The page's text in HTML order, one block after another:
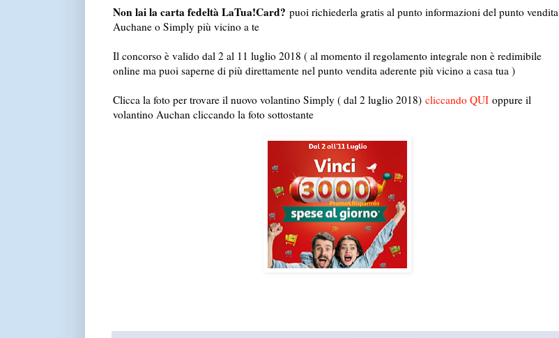
Non lai la carta fedeltà LaTua!Card? puoi richiederla gratis al punto informazioni del punto vendita
Auchane o Simply più vicino a te
Il concorso è valido dal 2 al 11 luglio 2018 ( al momento il regolamento integrale non è redimibile
online ma puoi saperne di più direttamente nel punto vendita aderente più vicino a casa tua )
Clicca la foto per trovare il nuovo volantino Simply ( dal 2 luglio 2018) cliccando QUIoppure il
volantino Auchan cliccando la foto sottostante